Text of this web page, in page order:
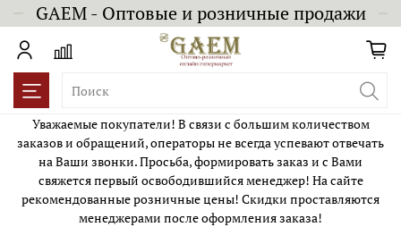
GAEM - Оптовые и розничные продажи
Уважаемые покупатели! В связи с большим количеством
заказов и обращений, операторы не всегда успевают отвечать
на Ваши звонки. Просьба, формировать заказ и с Вами
свяжется первый освободившийся менеджер! На сайте
рекомендованные розничные цены! Скидки проставляются
менеджерами после оформления заказа!